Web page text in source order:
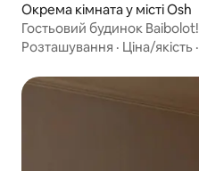
Окрема кімната у місті Osh
Гостьовий будинок Baibolot!
Розташування · Ціна/якість ·